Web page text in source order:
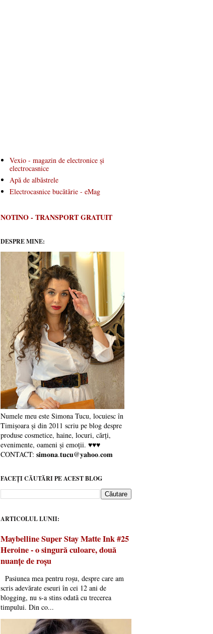
Vexio - magazin de electronice și
electrocasnice
Apă de albăstrele
Electrocasnice bucătărie - eMag
NOTINO - TRANSPORT GRATUIT
DESPRE MINE:
Numele meu este Simona Tucu, locuiesc în
Timișoara și din 2011 scriu pe blog despre
produse cosmetice, haine, locuri, cărți,
evenimente, oameni și emoții. ♥♥♥
CONTACT: 𝐬𝐢𝐦𝐨𝐧𝐚.𝐭𝐮𝐜𝐮@𝐲𝐚𝐡𝐨𝐨.𝐜𝐨𝐦
FACEȚI CĂUTĂRI PE ACEST BLOG
ARTICOLUL LUNII:
Maybelline Super Stay Matte Ink #25
Heroine - o singură culoare, două
nuanțe de roșu
Pasiunea mea pentru roșu, despre care am
scris adevărate eseuri în cei 12 ani de
blogging, nu s-a stins odată cu trecerea
timpului. Din co...